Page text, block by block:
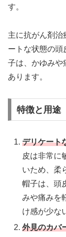
す。
主に抗がん剤治
ートな状態の頭
子は、かゆみや
あります。
特徴と用途
デリケート
皮は非常に
いため、柔
帽子は、頭
みや痛みを
け感が少な
外見のカバ